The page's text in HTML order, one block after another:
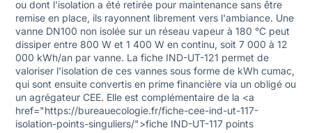
ou dont l'isolation a été retirée pour maintenance sans être
remise en place, ils rayonnent librement vers l'ambiance. Une
vanne DN100 non isolée sur un réseau vapeur à 180 °C peut
dissiper entre 800 W et 1 400 W en continu, soit 7 000 à 12
000 kWh/an par vanne. La fiche IND-UT-121 permet de
valoriser l'isolation de ces vannes sous forme de kWh cumac,
qui sont ensuite convertis en prime financière via un obligé ou
un agrégateur CEE. Elle est complémentaire de la <a
href="https://bureauecologie.fr/fiche-cee-ind-ut-117-
isolation-points-singuliers/">fiche IND-UT-117 points